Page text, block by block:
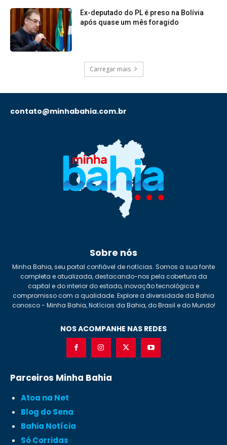
Ex-deputado do PL é preso na Bolívia
após quase um mês foragido
Carregar mais
contato@minhabahia.com.br
Sobre nós
Minha Bahia, seu portal confiável de notícias. Somos a sua fonte
completa e atualizada, destacando-nos pela cobertura da
capital e do interior do estado, inovação tecnológica e
compromisso com a qualidade. Explore a diversidade da Bahia
conosco - Minha Bahia, Notícias da Bahia, do Brasil e do Mundo!
NOS ACOMPANHE NAS REDES
Parceiros Minha Bahia
Atoa na Net
Blog do Sena
Bahia Notícia
Só Corridas